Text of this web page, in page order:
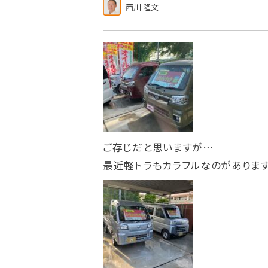
西川 隆文
ご存じだと思いますが…
最近軽トラもカラフルなのがありま